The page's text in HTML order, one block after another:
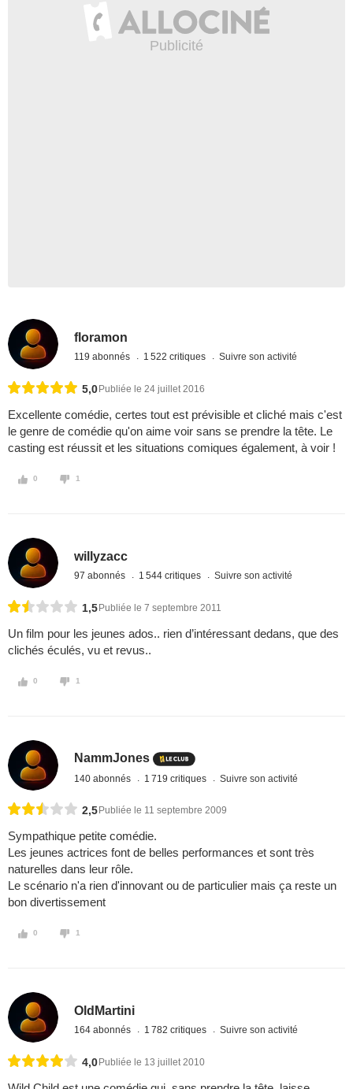
floramon
119 abonnés 1 522 critiques Suivre son activité
5,0 Publiée le 24 juillet 2016
Excellente comédie, certes tout est prévisible et cliché mais c'est
le genre de comédie qu'on aime voir sans se prendre la tête. Le
casting est réussit et les situations comiques également, à voir !
0 1
willyzacc
97 abonnés 1 544 critiques Suivre son activité
1,5 Publiée le 7 septembre 2011
Un film pour les jeunes ados.. rien d’intéressant dedans, que des
clichés éculés, vu et revus..
0 1
NammJones
140 abonnés 1 719 critiques Suivre son activité
2,5 Publiée le 11 septembre 2009
Sympathique petite comédie.
Les jeunes actrices font de belles performances et sont très
naturelles dans leur rôle.
Le scénario n'a rien d'innovant ou de particulier mais ça reste un
bon divertissement
0 1
OldMartini
164 abonnés 1 782 critiques Suivre son activité
4,0 Publiée le 13 juillet 2010